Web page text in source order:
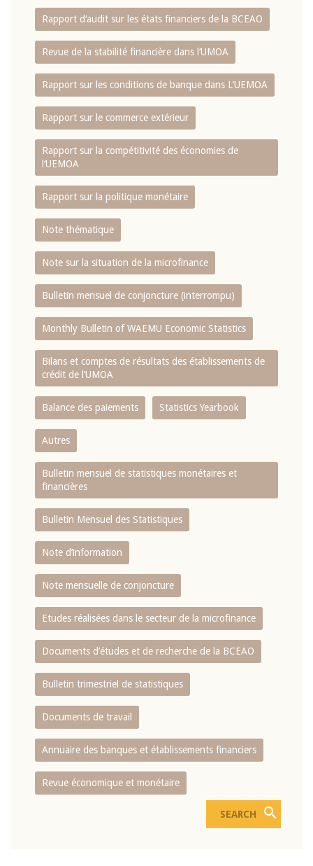
Rapport d‘audit sur les états financiers de la BCEAO
Revue de la stabilité financière dans l‘UMOA
Rapport sur les conditions de banque dans L‘UEMOA
Rapport sur le commerce extérieur
Rapport sur la compétitivité des économies de
l‘UEMOA
Rapport sur la politique monétaire
Note thématique
Note sur la situation de la microfinance
Bulletin mensuel de conjoncture (interrompu)
Monthly Bulletin of WAEMU Economic Statistics
Bilans et comptes de résultats des établissements de
crédit de l‘UMOA
Balance des paiements Statistics Yearbook
Autres
Bulletin mensuel de statistiques monétaires et
financières
Bulletin Mensuel des Statistiques
Note d’information
Note mensuelle de conjoncture
Etudes réalisées dans le secteur de la microfinance
Documents d’études et de recherche de la BCEAO
Bulletin trimestriel de statistiques
Documents de travail
Annuaire des banques et établissements financiers
Revue économique et monétaire